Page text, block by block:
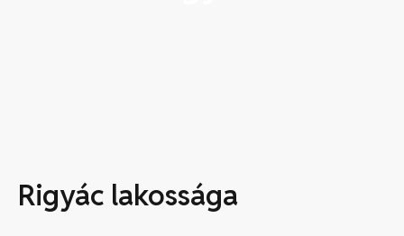
Rigyác lakossága